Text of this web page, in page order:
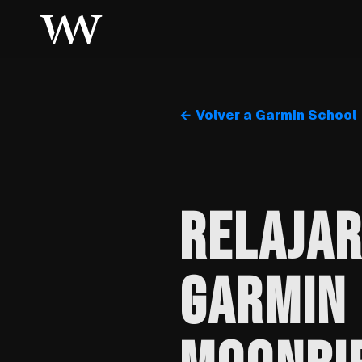
← Volver a Garmin School